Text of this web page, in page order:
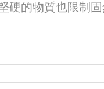
硬的物質也限制固